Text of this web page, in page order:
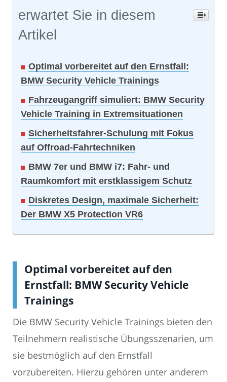
erwartet Sie in diesem
Artikel
Optimal vorbereitet auf den Ernstfall:
BMW Security Vehicle Trainings
Fahrzeugangriff simuliert: BMW Security
Vehicle Training in Extremsituationen
Sicherheitsfahrer-Schulung mit Fokus
auf Offroad-Fahrtechniken
BMW 7er und BMW i7: Fahr- und
Raumkomfort mit erstklassigem Schutz
Diskretes Design, maximale Sicherheit:
Der BMW X5 Protection VR6
Optimal vorbereitet auf den
Ernstfall: BMW Security Vehicle
Trainings
Die BMW Security Vehicle Trainings bieten den
Teilnehmern realistische Übungsszenarien, um
sie bestmöglich auf den Ernstfall
vorzubereiten. Hierzu gehören unter anderem